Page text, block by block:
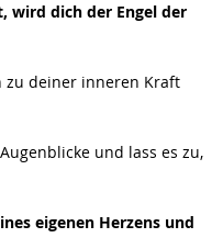
wird dich der Engel der
zu deiner inneren Kraft
und lass es zu,
eigenen Herzens und